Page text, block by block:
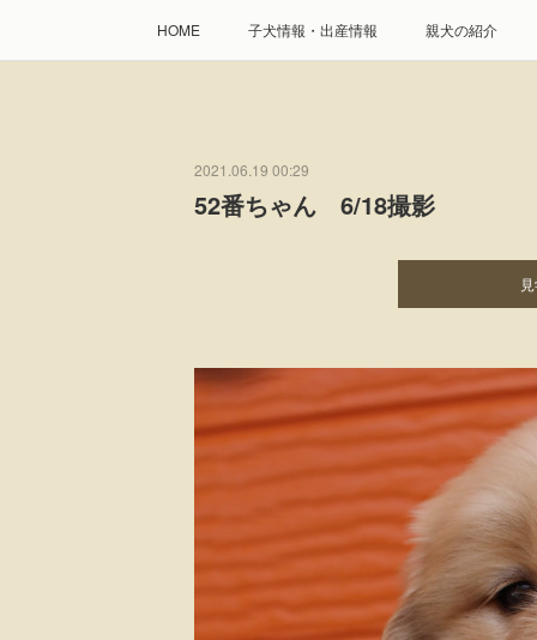
HOME 子犬情報・出産情報 親犬の紹介
2021.06.19 00:29
52番ちゃん 6/18撮影